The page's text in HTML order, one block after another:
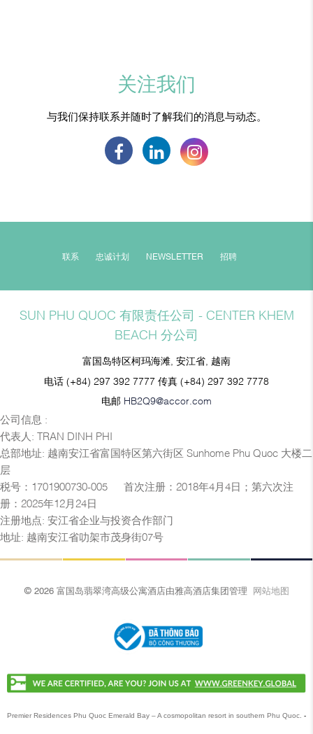
关注我们
与我们保持联系并随时了解我们的消息与动态。
联系 忠诚计划 NEWSLETTER 招聘
SUN PHU QUOC 有限责任公司 - CENTER KHEM
BEACH 分公司
富国岛特区柯玛海滩, 安江省, 越南
电话 (+84) 297 392 7777 传真 (+84) 297 392 7778
电邮 HB2Q9@accor.com
公司信息 :
代表人: TRAN DINH PHI
总部地址: 越南安江省富国特区第六街区 Sunhome Phu Quoc 大楼二
层
税号：1701900730-005 — 首次注册：2018年4月4日；第六次注
册：2025年12月24日
注册地点: 安江省企业与投资合作部门
地址: 越南安江省叻架市茂身街07号
© 2026 富国岛翡翠湾高级公寓酒店由雅高酒店集团管理 网站地图
Premier Residences Phu Quoc Emerald Bay – A cosmopolitan resort in southern Phu Quoc. -